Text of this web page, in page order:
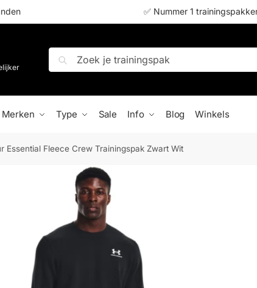
✅ Nummer 1
Zoeken
Merken Type Sale Info Blog Winkels
Essential Fleece Crew Trainingspak Zwart Wit